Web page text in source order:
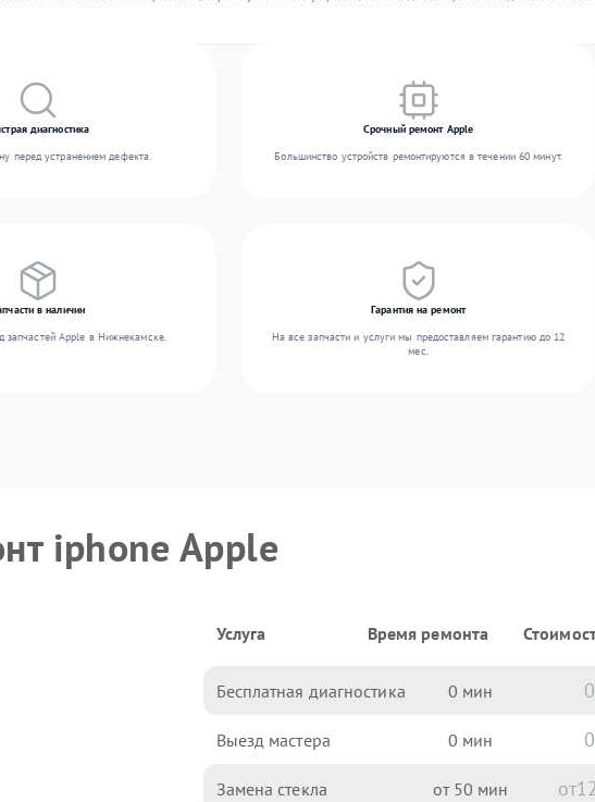
диагностика
перед устранением дефекта.
Срочный ремонт Apple
Большинство устройств ремонтируются в течении 60 минут.
в наличии
запчастей Apple в Нижнекамске.
Гарантия на ремонт
На все запчасти и услуги мы предоставляем гарантию до 12
мес.
iphone Apple
Услуга Время ремонта
Бесплатная диагностика 0 0
Выезд мастера 0 0
Замена стекла 50